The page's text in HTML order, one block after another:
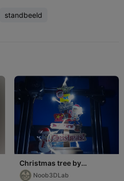
standbeeld
Christmas tree by
Noob3DLab
Noob3DLab